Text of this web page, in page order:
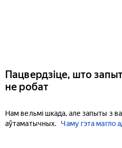
Пацвердзіце, што
не робат
Нам вельмі шкада, але запыты з
аўтаматычных.
Чаму гэта магло